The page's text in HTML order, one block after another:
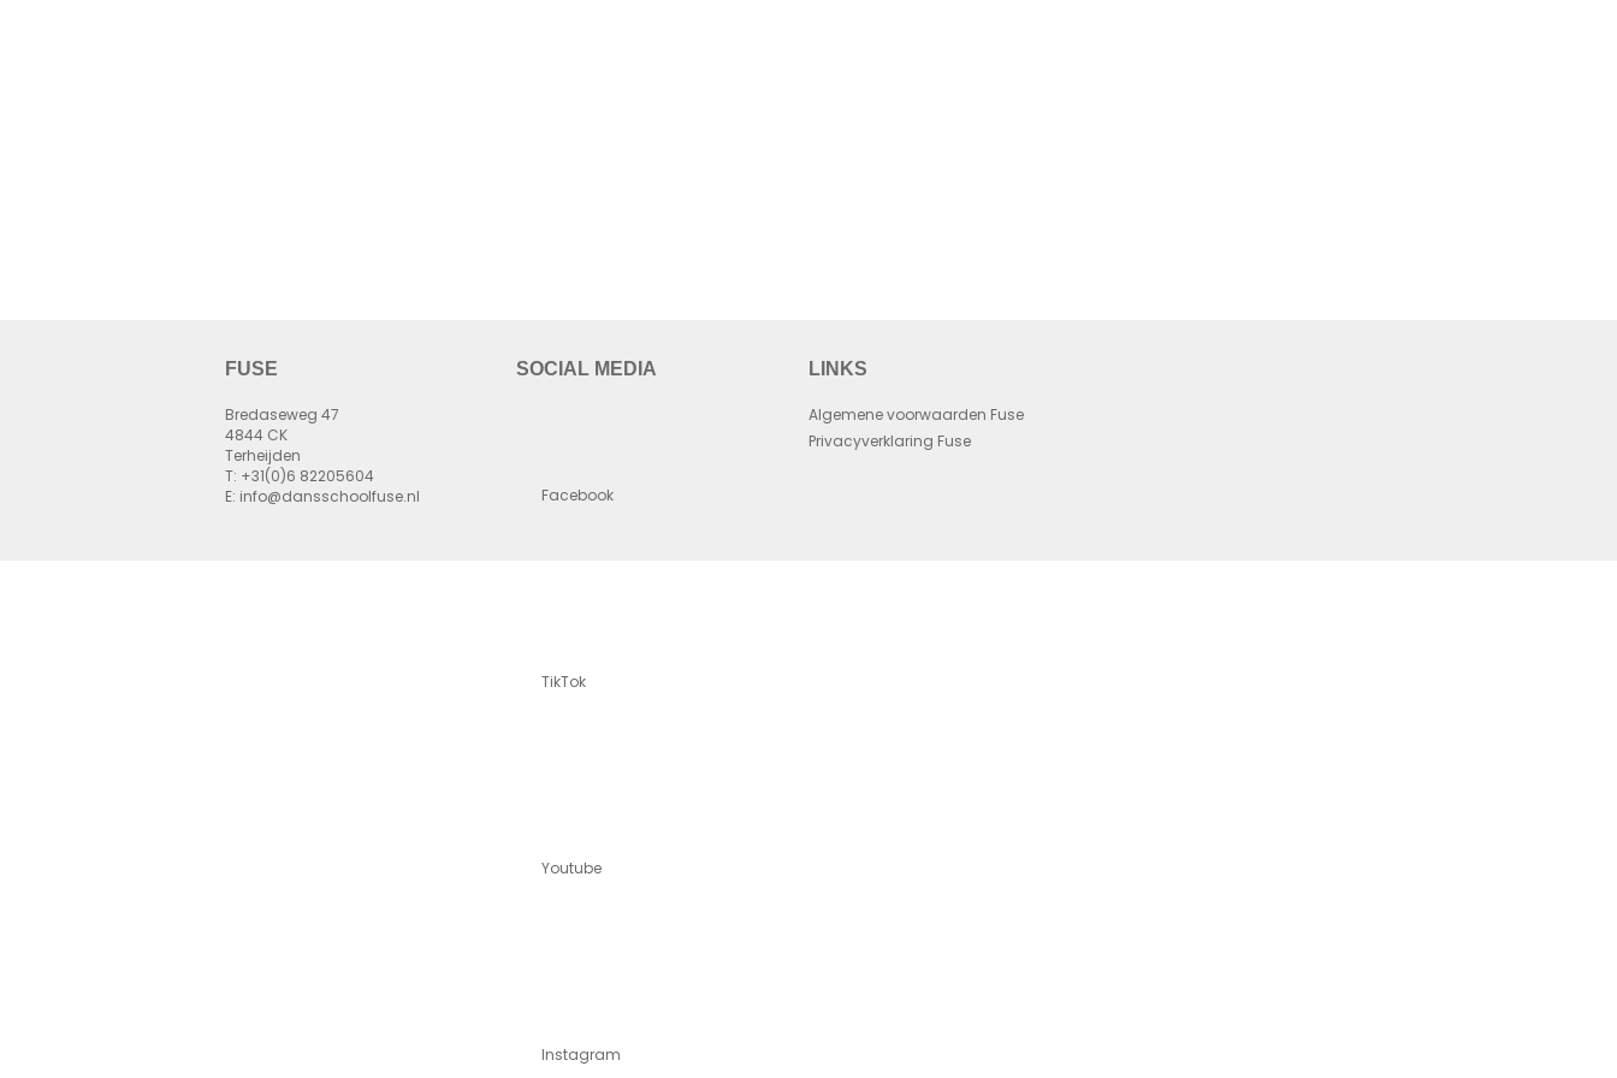
FUSE
Bredaseweg 47
4844 CK
Terheijden
T: +31(0)6 82205604
E: info@dansschoolfuse.nl
SOCIAL MEDIA
Facebook
TikTok
Youtube
Instagram
LINKS
Algemene voorwaarden Fuse
Privacyverklaring Fuse